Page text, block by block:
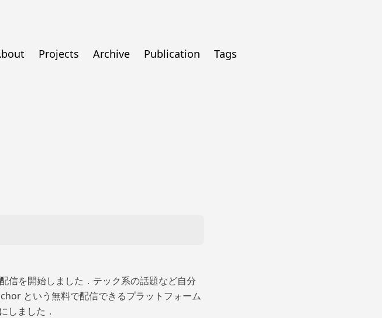
Projects Archive Publication Tags
信を開始しました．テック系の話題など自分
という無料で配信できるプラットフォーム
しました．